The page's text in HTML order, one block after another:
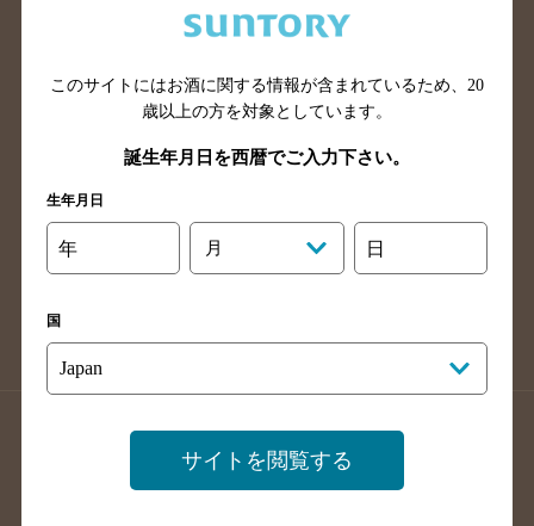
滋賀県のバー検索
和歌山県のバー検索
山口県のバー検索
鳥取県のバー検索
島根県のバー検索
徳島県のバー検索
香川県のバー検索
愛媛県のバー検索
高知県のバー検索
長崎県のバー検索
佐賀県のバー検索
大分県のバー検索
熊本県のバー検索
沖縄県のバー検索
店舗登録方法のご案内
店舗情報更新方法のご案内
掲載店舗様ログイン
このサイトにはお酒に関する情報が含まれているため、 20
歳以上の方を対象としています。
誕生年月日を西暦でご入力下さい。
生年月日
年 月 日
国
サイトを閲覧する